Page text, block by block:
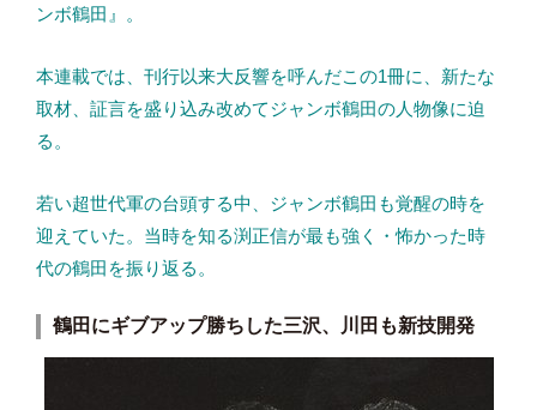
ンボ鶴田』。
本連載では、刊行以来大反響を呼んだこの1冊に、新たな
取材、証言を盛り込み改めてジャンボ鶴田の人物像に迫
る。
若い超世代軍の台頭する中、ジャンボ鶴田も覚醒の時を
迎えていた。当時を知る渕正信が最も強く・怖かった時
代の鶴田を振り返る。
鶴田にギブアップ勝ちした三沢、川田も新技開発